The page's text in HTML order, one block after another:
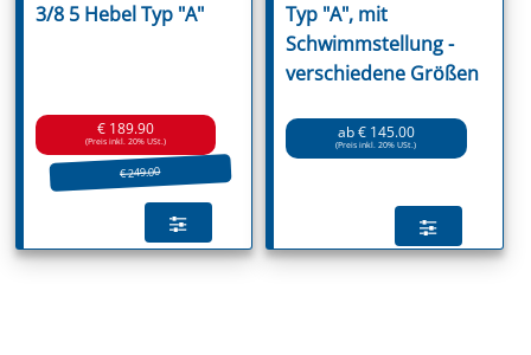
3/8 5 Hebel Typ "A"
€ 189.90
(Preis inkl. 20% USt.)
€ 249.00
Typ "A", mit
Schwimmstellung -
verschiedene Größen
ab € 145.00
(Preis inkl. 20% USt.)